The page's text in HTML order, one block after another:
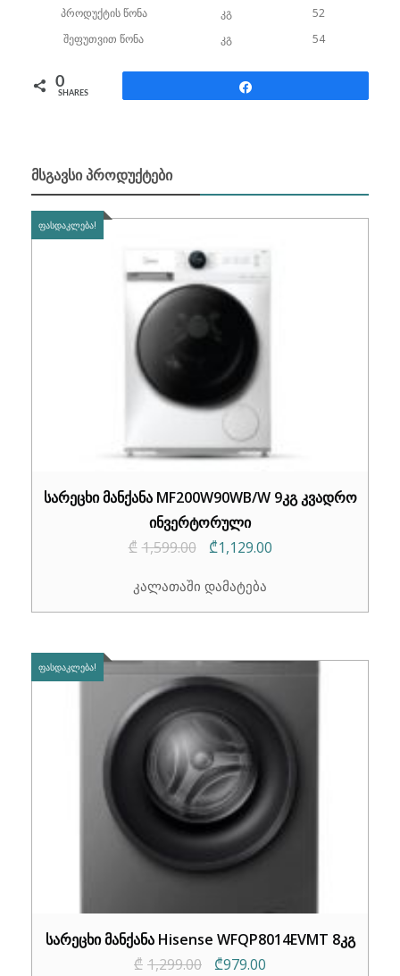
პროდუქტის წონა კგ
52
შეფუთვით წონა
კგ 54
0
SHARES
ᲛᲡᲒᲐᲕᲡᲘ ᲞᲠᲝᲓᲣᲥᲢᲔᲑᲘ
ᲤᲐᲡᲓᲐᲙᲚᲔᲑᲐ!
სარეცხი მანქანა MF200W90WB/W 9კგ კვადრო
ინვერტორული
₾ 1,599.00
Original
was:
₾1,129.00Current
კალათაში დამატება
ᲤᲐᲡᲓᲐᲙᲚᲔᲑᲐ!
სარეცხი მანქანა Hisense WFQP8014EVMT 8კგ
₾ 1,299.00
Original
₾979.00